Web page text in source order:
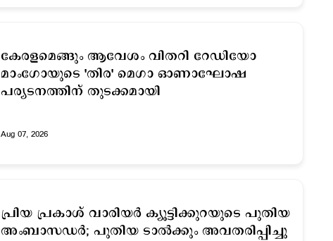
കേരളമെങ്ങും ആവേശം വിതറി റേഡിയോ
മാംഗോയുടെ 'തിര' മെഗാ ഓണാഘോഷ
പര്യടനത്തിന് തുടക്കമായി
Aug 07, 2026
പ്രിയ പ്രകാശ് വാരിയര്‍ ക്യൂട്ടിക്കുറയുടെ പുതിയ
അംബാസഡര്‍; പുതിയ ടാൽക്കും അവതരിപ്പിച്ചു